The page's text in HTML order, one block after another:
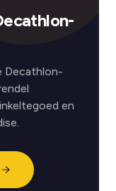
Decathlon-
en